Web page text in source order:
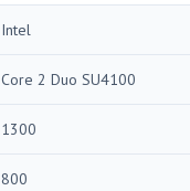
Intel
Core 2 Duo SU4100
1300
800